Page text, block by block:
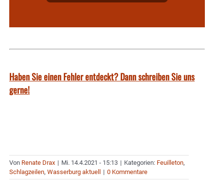
Haben Sie einen Fehler entdeckt? Dann schreiben Sie uns
gerne!
Von Renate Drax | Mi. 14.4.2021 - 15:13 | Kategorien: Feuilleton,
Schlagzeilen, Wasserburg aktuell | 0 Kommentare